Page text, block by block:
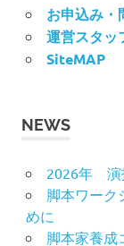
お申込み・
運営スタッ
SiteMAP
NEWS
2026年 演
脚本ワー
めに
脚本家養成